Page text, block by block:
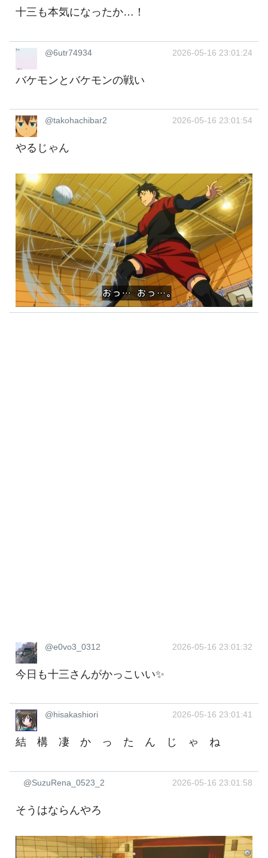
十三も本気になったか…！
@6utr74934 2026-05-16 23:01:24
バケモンとバケモンの戦い
@takohachibar2 2026-05-16 23:01:54
やるじゃん
@e0vo3_0312 2026-05-16 23:01:32
今日も十三さんがかっこいい✨
@hisakashiori 2026-05-16 23:01:41
結 構 凄 か っ た ん じ ゃ ね
@SuzuRena_0523_2 2026-05-16 23:01:58
そうはならんやろ